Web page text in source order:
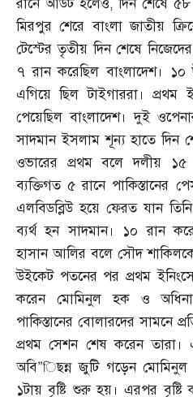
রানে আউট হলেও,দিন শেষে
মিরপুর শেরে বাংলা জাতীয়
টেস্টের তৃতীয় দিন শেষে
৭ রান করেছিল বাংলাদেশ।
এগিয়ে ছিল টাইগাররা। প্রথম
পেয়েছিল বাংলাদেশ। দুই
সাদমান ইসলাম শূন্য হাতে দিন
ওভারের প্রথম বলে দলীয় ১৫
ব্যক্তিগত ৫ রানে পাকিস্তানের
এলবিডব্লিউ হয়ে ফেরত যান
ব্যর্থ হন সাদমান। ১০ রান
হাসান আলির বলে সৌদ
উইকেট পতনের পর প্রথম
করেন মোমিনুল হক ও
পাকিস্তানের বোলারদের সামনে
প্রথম সেশন শেষ করেন
অবি”িছন্ন জুটি গড়েন মোমিনুল
১টায় বৃষ্টি শুরু হয়। এরপর বৃষ্টি